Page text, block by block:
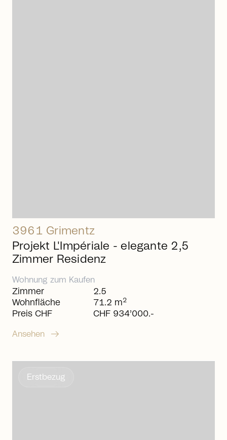
3961 Grimentz
Projekt L'Impériale - elegante 2,5
Zimmer Residenz
Wohnung zum Kaufen
Zimmer
Wohnfläche
Preis CHF
2.5
71.2 m2
CHF 934’000.-
Ansehen arrow_right_alt
Erstbezug